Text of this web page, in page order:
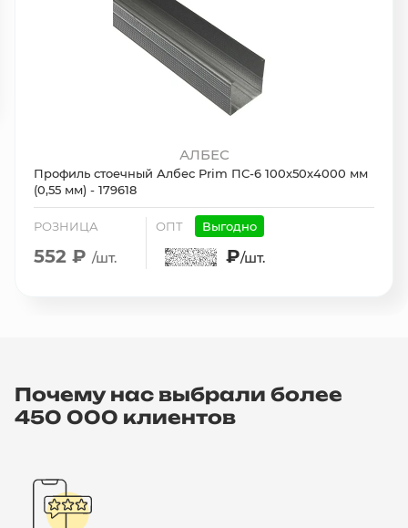
АЛБЕС
Профиль стоечный Албес Prim ПС-6 100х50х4000 мм
(0,55 мм) - 179618
РОЗНИЦА
552 ₽ /шт.
ОПТ Выгодно
₽/шт.
Почему нас выбрали более
450 000 клиентов